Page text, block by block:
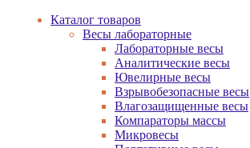
Каталог товаров
Весы лабораторные
Лабораторные весы
Аналитические весы
Ювелирные весы
Взрывобезопасные весы
Влагозащищенные весы
Компараторы массы
Микровесы